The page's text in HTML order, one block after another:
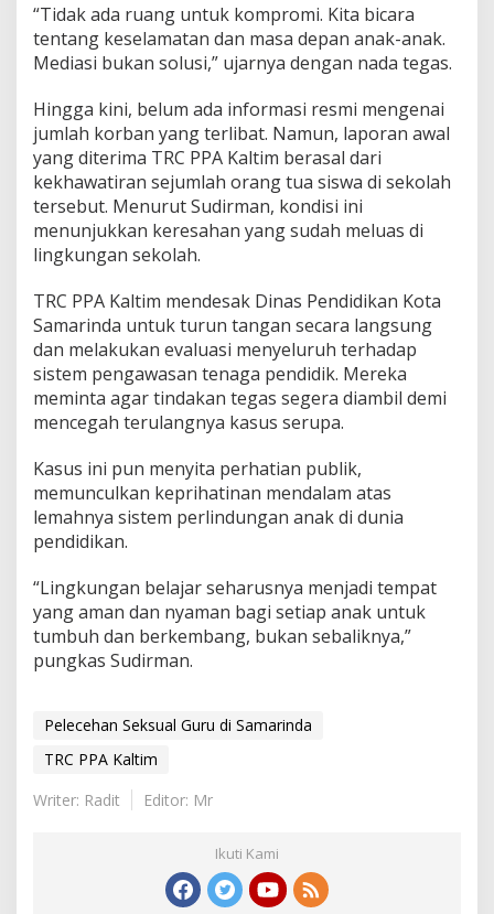
“Tidak ada ruang untuk kompromi. Kita bicara
tentang keselamatan dan masa depan anak-anak.
Mediasi bukan solusi,” ujarnya dengan nada tegas.
Hingga kini, belum ada informasi resmi mengenai
jumlah korban yang terlibat. Namun, laporan awal
yang diterima TRC PPA Kaltim berasal dari
kekhawatiran sejumlah orang tua siswa di sekolah
tersebut. Menurut Sudirman, kondisi ini
menunjukkan keresahan yang sudah meluas di
lingkungan sekolah.
TRC PPA Kaltim mendesak Dinas Pendidikan Kota
Samarinda untuk turun tangan secara langsung
dan melakukan evaluasi menyeluruh terhadap
sistem pengawasan tenaga pendidik. Mereka
meminta agar tindakan tegas segera diambil demi
mencegah terulangnya kasus serupa.
Kasus ini pun menyita perhatian publik,
memunculkan keprihatinan mendalam atas
lemahnya sistem perlindungan anak di dunia
pendidikan.
“Lingkungan belajar seharusnya menjadi tempat
yang aman dan nyaman bagi setiap anak untuk
tumbuh dan berkembang, bukan sebaliknya,”
pungkas Sudirman.
Pelecehan Seksual Guru di Samarinda
TRC PPA Kaltim
Writer: Radit
Editor: Mr
Ikuti Kami